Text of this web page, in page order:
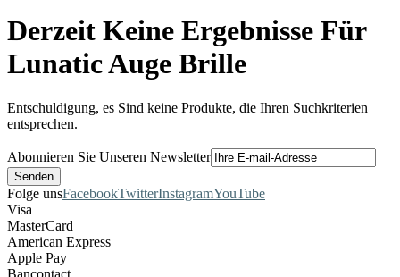
Derzeit Keine Ergebnisse Für
Lunatic Auge Brille
Entschuldigung, es Sind keine Produkte, die Ihren Suchkriterien
entsprechen.
Abonnieren Sie Unseren Newsletter
Folge unsFacebookTwitterInstagramYouTube
Visa
MasterCard
American Express
Apple Pay
Bancontact